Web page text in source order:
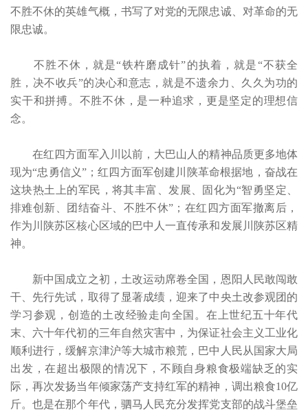
不胜不休的英雄气概，书写了对党的无限忠诚、对革命的无
限忠诚。
不胜不休，就是“铁杵磨成针”的执着，就是“不获全
胜，决不收兵”的决心和意志，就是不遗余力、久久为功的
实干和拼搏。不胜不休，是一种追求，更是坚定的理想信
念。
在红四方面军入川以前，大巴山人的精神品质更多地体
现为“忠勇信义”；红四方面军创建川陕革命根据地，奋战在
这块热土上的军民，将其丰富、发展、固化为“智勇坚定、
排难创新、团结奋斗、不胜不休”；在红四方面军撤离后，
作为川陕苏区核心区域的巴中人一直传承和发展川陕苏区精
神。
新中国成立之初，土改运动席卷全国，恩阳人民敢闯敢
干、先行先试，取得了显著成绩，迎来了中央土改参观团的
学习参观，创造的土改经验走向全国。在上世纪五十年代
末、六十年代初的三年自然灾害中，为保证社会主义工业化
顺利进行，缓解京津沪等大城市粮荒，巴中人民从国家大局
出发，在超出极限的情况下，不顾自身粮食极端缺乏的实
际，再次发扬当年倾家荡产支持红军的精神，调出粮食10亿
斤。也是在那个年代，驷马人民充分发挥党支部的战斗堡垒